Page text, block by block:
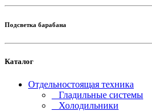
Подсветка барабана
Каталог
Отдельностоящая техника
Гладильные системы
Холодильники